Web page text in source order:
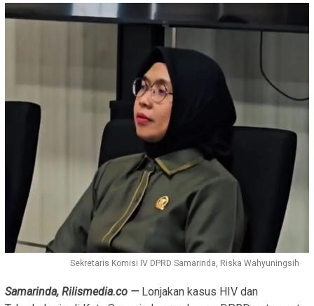
Sekretaris Komisi IV DPRD Samarinda, Riska Wahyuningsih
Samarinda, Rilismedia.co —Lonjakan kasus HIV dan